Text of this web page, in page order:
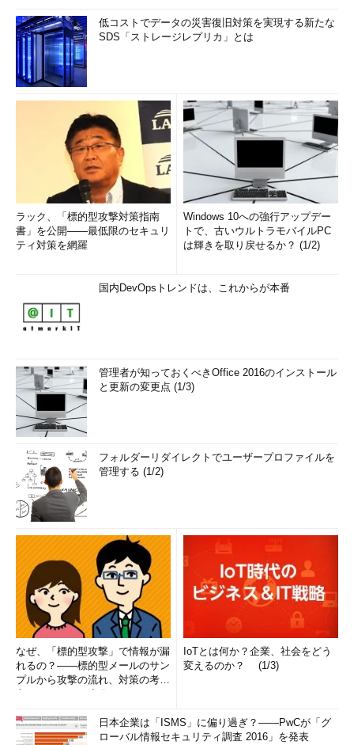
低コストでデータの災害復旧対策を実現する新たな
SDS「ストレージレプリカ」とは
ラック、「標的型攻撃対策指南
書」を公開――最低限のセキュリ
ティ対策を網羅
Windows 10への強行アップデー
トで、古いウルトラモバイルPC
は輝きを取り戻せるか？ (1/2)
国内DevOpsトレンドは、これからが本番
管理者が知っておくべきOffice 2016のインストール
と更新の変更点 (1/3)
フォルダーリダイレクトでユーザープロファイルを
管理する (1/2)
なぜ、「標的型攻撃」で情報が漏
れるの？――標的型メールのサン
プルから攻撃の流れ、対策の考え
IoTとは何か？企業、社会をどう
変えるのか？ (1/3)
日本企業は「ISMS」に偏り過ぎ？――PwCが「グ
ローバル情報セキュリティ調査 2016」を発表